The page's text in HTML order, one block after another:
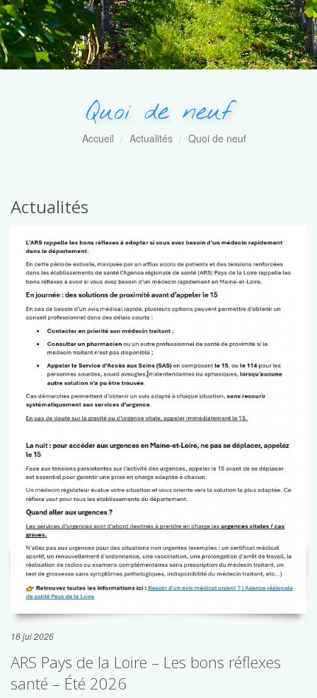
Quoi de neuf
Accueil Actualités Quoi de neuf
Actualités
16 jui 2026
ARS Pays de la Loire – Les bons réflexes
santé – Été 2026